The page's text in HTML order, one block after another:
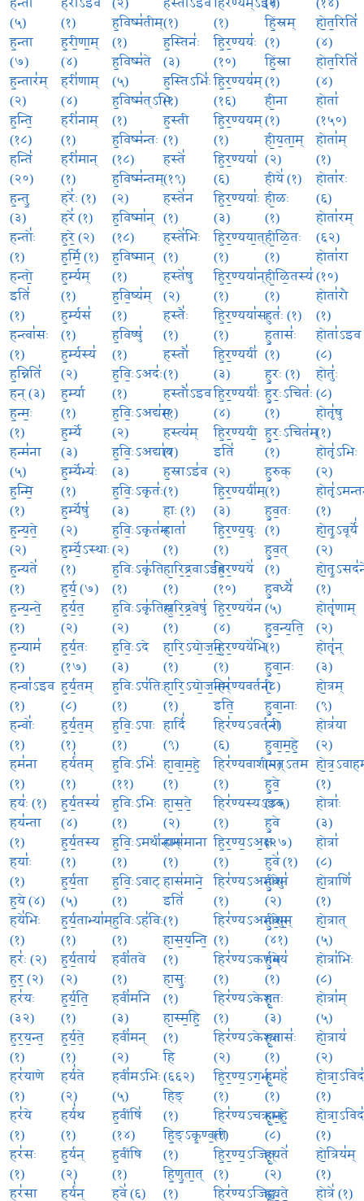
हन्ता॑
(५)
ह॒न्ता
(७)
ह॒न्तार॑म्
(२)
ह॒न्ति॒
(१८)
हन्ति॑
(२०)
ह॒न्तु॒
(३)
हन्तोः॑
(१)
हन्तो॒
इति॑
(१)
हन्त्वा॑सः
(१)
ह॒न्निति॑
हन् (३)
ह॒न्मः॒
(१)
हन्म॑ना
(५)
ह॒न्मि॒
(१)
ह॒न्य॒ते॒
(२)
ह॒न्यते॑
(१)
ह॒न्य॒न्ते॒
(१)
ह॒न्याम॑
(१)
हन्वा॑ऽइव
(१)
हन्वोः॑
(१)
हम॑ना
(१)
हयः॑ (१)
हय॑न्ता
(१)
हयाः॑
(१)
ह॒ये (४)
हये॑भिः
(१)
हरः॑ (२)
ह॒र॒ (२)
हर॑यः
(३२)
ह॒र॒य॒न्त॒
(१)
हर॑याणे
(१)
हर॑ये
(१)
हर॑सः
(१)
हर॑सा
हरी॑ऽइव
(१)
ह॒री॒णा॒म्
(४)
हरी॑णाम्
(४)
हरी॑नाम्
(१)
हरी॑मान्
(१)
हरेः॑ (१)
हरे॑ (१)
ह॒रे॒ (२)
ह॒र्मि॒ (१)
ह॒र्म्यम्
(१)
ह॒र्म्यस॑
(१)
ह॒र्म्यस्य॑
(२)
ह॒र्म्या
(१)
ह॒र्म्ये
(३)
ह॒र्म्येभ्यः॑
(१)
ह॒र्म्येषु॑
(२)
ह॒र्म्ये॒ऽस्थाः
(१)
ह॒र्य॒ (७)
ह॒र्य॒त॒
(२)
ह॒र्य॒तः
(१७)
ह॒र्य॒तम्
(८)
ह॒र्य॒त॒म्
(१)
हर्य॑तम्
(१)
ह॒र्य॒तस्य॑
(४)
ह॒र्य॒तस्य
(१)
ह॒र्य॒ता
(५)
ह॒र्य॒ताभ्या॑म्
(१)
ह॒र्य॒ताय॑
(२)
ह॒र्य॒ति॒
(१)
ह॒र्य॒ते॒
(१)
हर्य॑ते
(२)
हर्य॑थ
(१)
ह॒र्यन्
(२)
हर्य॑न्
(२)
ह॒विष्म॑तीम्
(१)
ह॒विष्म॑ते
(५)
ह॒विष्म॑त्ऽभिः
(१)
ह॒विष्म॑न्तः
(१८)
ह॒विष्म॑न्तम्
(२)
ह॒विष्मा॑न्
(१८)
ह॒विष्मान्
(१)
ह॒वि॒ष्य॑म्
(१)
ह॒विष्षु॑
(१)
ह॒विः॒ऽअदः॑
(१)
ह॒विः॒ऽअद्य॑म्
(२)
ह॒विः॒ऽअद्या॑य
(३)
ह॒विः॒ऽकृतः॑
(३)
ह॒विः॒ऽकृत॑म्
(२)
ह॒विःऽकृ॑ति
(१)
ह॒विःऽकृ॑तिम्
(२)
ह॒विः॒ऽदे
(३)
ह॒विःऽप॑तिः
(१)
ह॒विः॒ऽपाः
(१)
ह॒विःऽभिः॑
(११)
ह॒विःऽभिः
(१)
ह॒विः॒ऽमथी॑नाम्
(१)
ह॒विः॒ऽवाट्
(१)
ह॒विःऽह॑विः
(१)
हवी॑तवे
(१)
हवी॑मनि
(३)
हवी॑मन्
(२)
हवी॑मऽभिः
(५)
ह॒वींषि॑
(१४)
ह॒वींषि
(१)
हवे॑ (६)
हस्ता॑ऽइव
(१)
ह॒स्तिनः॑
(३)
ह॒स्तिऽभिः॑
(१)
ह॒स्ती
(१)
हस्ते॑
(१९)
हस्ते॑न
(१)
हस्ते॑भिः
(१)
हस्ते॑षु
(२)
हस्तैः॑
(१)
हस्तौ॑
(१)
हस्तौ॑ऽइव
(१)
हस्त्य॑म्
(१)
ह॒स्राऽइ॑व
(१)
हाः (१)
हाता॑
(१)
हा॒रि॒द्र॒वाऽइ॑व
(१)
हा॒रि॒द्र॒वेषु॑
(१)
हा॒रि॒ऽयो॒ज॒न॒
(१)
हा॒रि॒ऽयो॒ज॒नम्
(१)
हार्दि॑
(९)
हा॒वा॒म॒हे॒
(१)
हा॒स॒ते॒
(२)
हास॑माना
(१)
हास॑माने॒
इति॑
(१)
हा॒स॒य॒न्ति॒
(१)
हा॒सुः॒
(१)
हा॒स्म॒हि॒
(१)
हि
(६६२)
हिङ्
(१)
हि॒ङ्ऽकृ॒ण्व॒ती
(१)
हि॒णु॒ता॒त्
(१)
हिर॑ण्यम्ऽइव
(१)
हि॒र॒ण्ययः॑
(१०)
हि॒र॒ण्यय॑म्
(१६)
हि॒र॒ण्ययम्
(१)
हि॒र॒ण्यया॑
(६)
हि॒र॒ण्ययाः॑
(३)
हि॒र॒ण्यया॒त्
(१)
हि॒र॒ण्यया॑न्
(१)
हि॒र॒ण्यया॑सः
(१)
हि॒र॒ण्ययी॑
(३)
हि॒र॒ण्ययीः॑
(४)
हि॒र॒ण्ययी॒
इति॑
(२)
हि॒र॒ण्ययी॑म्
(३)
हि॒र॒ण्य॒युः
(१)
हि॒र॒ण्यये॑
(१०)
हि॒र॒ण्यये॑न
(४)
हि॒र॒ण्यये॑भिः
(१)
हिर॑ण्यवर्तनी॒
इति॒
हिर॑ण्यऽवर्तनी
(६)
हिर॑ण्यवाशीमत्ऽतम
(१)
हिर॑ण्यस्यऽइव
(१)
हि॒र॒ण्य॒ऽअ॒क्षः
(१)
हिर॑ण्यऽअभीशुः
(१)
हिर॑ण्यऽअभीशुम्
(१)
हिर॑ण्यऽकर्णम्
(१)
हिर॑ण्यऽकेशः
(१)
हिर॑ण्यऽकेश्या
(२)
हि॒र॒ण्य॒ऽग॒र्भः
(१)
हिर॑ण्यऽचक्रान्
(१)
हि॒र॒ण्य॒ऽजित्
(१)
हिर॑ण्यऽजिह्वः
(१)
हिं॒स्रम्
(१)
हिं॒स्रा
(१)
ही॒ना
(१)
ही॒य॒ता॒म्
(२)
हीये॑ (१)
ही॒ळः
(१)
ही॒ळि॒तः
(१)
ही॒ळि॒तस्य॑
(१)
हुतः॑ (१)
हु॒तासः॑
(१)
हु॒रः (१)
हु॒रः॒ऽचितः॑
(१)
हु॒रः॒ऽचित॑म्
(१)
हु॒रुक्
(१)
हु॒व॒तः
(१)
हु॒व॒त्
(१)
हु॒वध्यै॑
(५)
हु॒व॒न्य॒ति॒
(१)
हु॒वा॒नः
(८)
हु॒वा॒नाः
(२)
हु॒वा॒म॒हे॒
(२)
हु॒वे॒
(४५)
हु॒वे
(२७)
हुवे॑ (१)
हु॒वेम॑
(२)
हु॒वे॒म॒
(४१)
हु॒वेय॑
(१)
हू॒तः
(३)
हू॒तासः॑
(१)
हू॒महे॑
(१)
हू॒म॒हे॒
(८)
हू॒यते॑
(२)
हू॒य॒ते॒
(१४)
हो॒त॒रिति॑
(४)
होत॒रिति॑
(४)
होता॑
(१५०)
होता॑म्
(१)
होता॑रः
(६)
होता॑रम्
(६२)
होता॑रा
(१०)
होता॑रौ
(१)
होता॑ऽइव
(८)
होतुः॑
(८)
होतृ॑षु
(१)
होतृ॑ऽभिः
(२)
(१)
हो॒तृ॒ऽवूर्ये॑
(२)
(१)
होतॄ॑णाम्
(२)
होतॄ॑न्
(३)
हो॒त्रम्
(९)
होत्र॑या
(२)
(१)
होत्राः॑
(३)
होत्रा॑
(८)
हो॒त्राणि॑
(१)
हो॒त्रात्
(५)
होत्रा॑भिः
(८)
होत्रा॑म्
(५)
हो॒त्राय॑
(२)
(१)
(१)
हो॒त्रिय॑म्
(१)
होत्रे॑ (१)